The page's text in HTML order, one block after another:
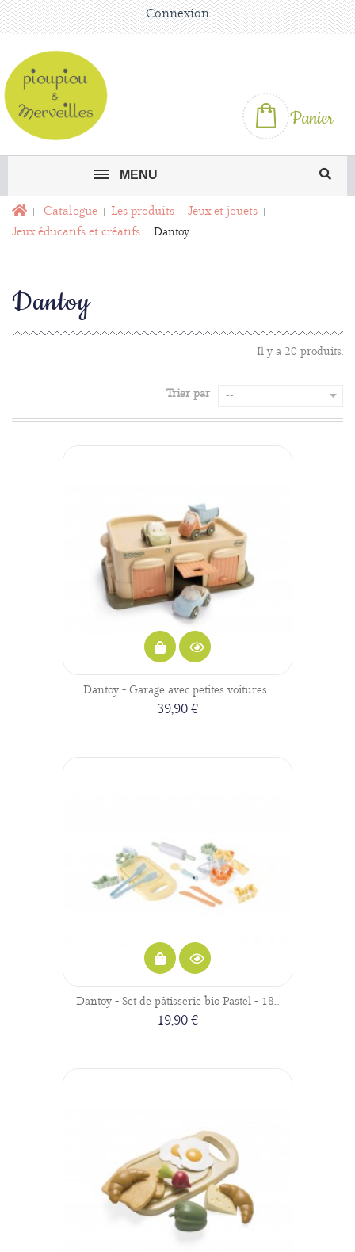
Connexion
Panier
MENU
Catalogue Les produits
Jeux et jouets
Jeux éducatifs et créatifs
Dantoy
Dantoy
Il y a 20 produits.
Trier par --
Dantoy - Garage avec petites voitures...
39,90 €
Dantoy - Set de pâtisserie bio Pastel - 18...
19,90 €